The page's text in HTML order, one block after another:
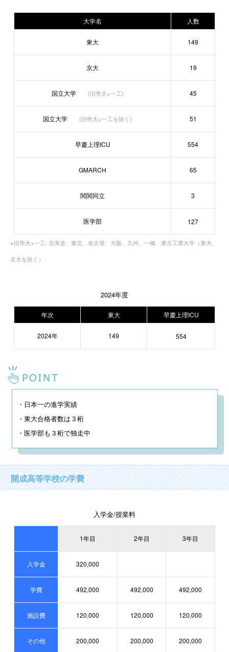
大学名 人数
東大 149
京大 19
国立大学 (旧帝大+一工) 45
国立大学 (旧帝大+一工を除く) 51
早慶上理ICU 554
GMARCH 65
関関同立 3
医学部 127
※旧帝大+一工: 北海道、東北、名古屋、大阪、九州、一橋、東京工業大学（東大、
京大を除く）
2024年度
年次 東大 早慶上理ICU
2024年 149 554
・日本一の進学実績
・東大合格者数は３桁
・医学部も３桁で独走中
開成高等学校の学費
入学金/授業料
1年目 2年目 3年目
入学金 320,000
学費 492,000 492,000 492,000
施設費 120,000 120,000 120,000
その他 200,000 200,000 200,000